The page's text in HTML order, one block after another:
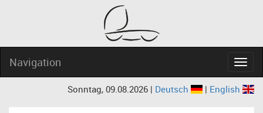
Navigation
Sonntag, 09.08.2026 | Deutsch | English